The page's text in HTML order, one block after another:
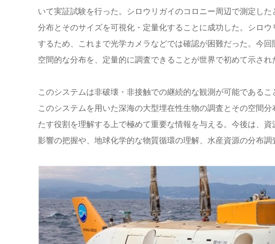
いて実証試験を行った。シロウリガイのコロニー周辺で測定し
分布とそのサイズを可視化・定量化することに成功した。シロ
するため、これまで光学カメラなどでは確認が困難だった。今
空間的な分布を、定量的に調査できることが世界で初めて示され
このシステムは非破壊・非接触での継続的な観測が可能である
このシステムを用いた深海の大型埋在性生物の調査とその空間
たす役割を理解する上で極めて重要な情報を与える。今後は、
影響の把握や、地球化学的な物質循環の理解、水産資源の分布調